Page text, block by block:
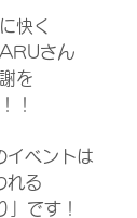
快く
さん
を
！
イベントは
れる
」です！